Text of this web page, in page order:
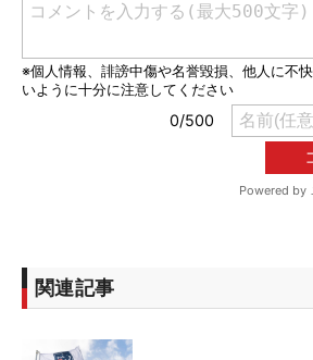
関連記事